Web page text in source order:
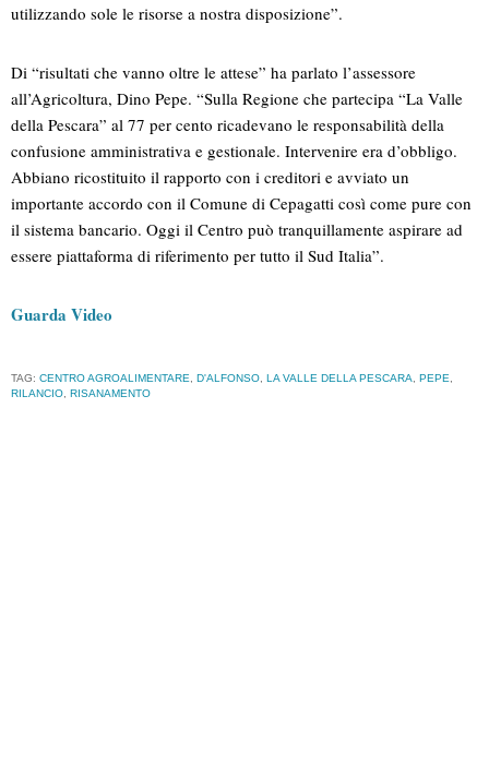
utilizzando sole le risorse a nostra disposizione”.
Di “risultati che vanno oltre le attese” ha parlato l’assessore
all’Agricoltura, Dino Pepe. “Sulla Regione che partecipa “La Valle
della Pescara” al 77 per cento ricadevano le responsabilità della
confusione amministrativa e gestionale. Intervenire era d’obbligo.
Abbiano ricostituito il rapporto con i creditori e avviato un
importante accordo con il Comune di Cepagatti così come pure con
il sistema bancario. Oggi il Centro può tranquillamente aspirare ad
essere piattaforma di riferimento per tutto il Sud Italia”.
Guarda Video
TAG: CENTRO AGROALIMENTARE, D'ALFONSO, LA VALLE DELLA PESCARA, PEPE,
RILANCIO, RISANAMENTO